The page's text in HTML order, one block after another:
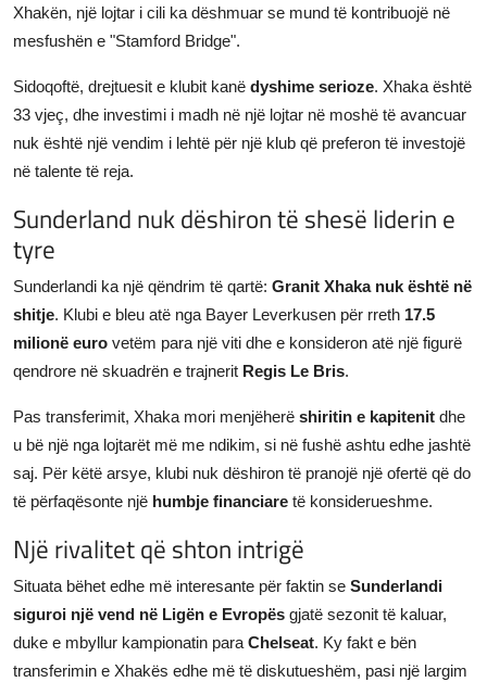
Xhakën, një lojtar i cili ka dëshmuar se mund të kontribuojë në
mesfushën e "Stamford Bridge".
Sidoqoftë, drejtuesit e klubit kanë dyshime serioze. Xhaka është
33 vjeç, dhe investimi i madh në një lojtar në moshë të avancuar
nuk është një vendim i lehtë për një klub që preferon të investojë
në talente të reja.
Sunderland nuk dëshiron të shesë liderin e
tyre
Sunderlandi ka një qëndrim të qartë: Granit Xhaka nuk është në
shitje. Klubi e bleu atë nga Bayer Leverkusen për rreth 17.5
milionë euro vetëm para një viti dhe e konsideron atë një figurë
qendrore në skuadrën e trajnerit Regis Le Bris.
Pas transferimit, Xhaka mori menjëherë shiritin e kapitenit dhe
u bë një nga lojtarët më me ndikim, si në fushë ashtu edhe jashtë
saj. Për këtë arsye, klubi nuk dëshiron të pranojë një ofertë që do
të përfaqësonte një humbje financiare të konsiderueshme.
Një rivalitet që shton intrigë
Situata bëhet edhe më interesante për faktin se Sunderlandi
siguroi një vend në Ligën e Evropës gjatë sezonit të kaluar,
duke e mbyllur kampionatin para Chelseat. Ky fakt e bën
transferimin e Xhakës edhe më të diskutueshëm, pasi një largim